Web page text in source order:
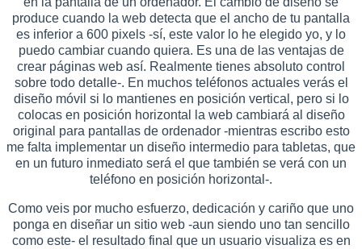
produce cuando la web detecta que el ancho de tu pantalla
es inferior a 600 pixels -sí, este valor lo he elegido yo, y lo
puedo cambiar cuando quiera. Es una de las ventajas de
crear páginas web así. Realmente tienes absoluto control
sobre todo detalle-. En muchos teléfonos actuales verás el
diseño móvil si lo mantienes en posición vertical, pero si lo
colocas en posición horizontal la web cambiará al diseño
original para pantallas de ordenador -mientras escribo esto
me falta implementar un diseño intermedio para tabletas, que
en un futuro inmediato será el que también se verá con un
teléfono en posición horizontal-.
Como veis por mucho esfuerzo, dedicación y cariño que uno
ponga en diseñar un sitio web -aun siendo uno tan sencillo
como este- el resultado final que un usuario visualiza es en